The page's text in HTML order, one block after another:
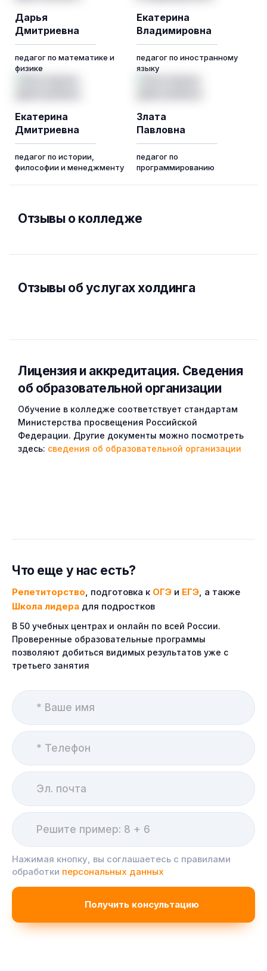
Дарья
Дмитриевна
педагог по математике и
физике
Екатерина
Владимировна
педагог по иностранному
языку
Екатерина
Дмитриевна
педагог по истории,
философии и менеджменту
Злата
Павловна
педагог по
программированию
Отзывы о колледже
Отзывы об услугах холдинга
Лицензия и аккредитация. Cведения
об образовательной организации
Обучение в колледже соответствует стандартам
Министерства просвещения Российской
Федерации. Другие документы можно посмотреть
здесь: сведения об образовательной организации
Что еще у нас есть?
Репетиторство, подготовка к ОГЭ и ЕГЭ, а также
Школа лидера для подростков
В 50 учебных центрах и онлайн по всей России.
Проверенные образовательные программы
позволяют добиться видимых результатов уже с
третьего занятия
Нажимая кнопку, вы соглашаетесь с правилами
обработки персональных данных